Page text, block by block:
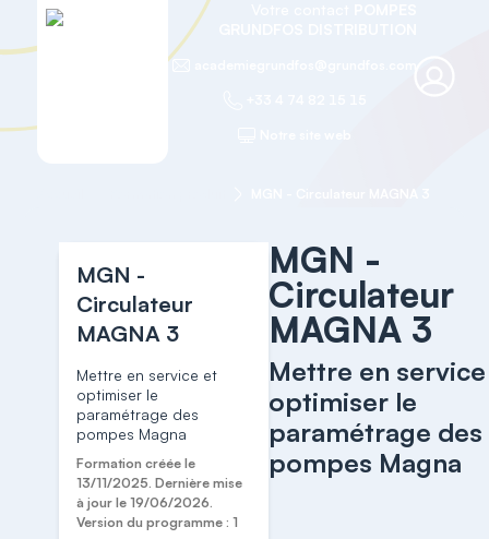
MGN -
Circulateur
MAGNA 3
Mettre en service et
optimiser le
paramétrage des
pompes Magna
Formation créée le
13/11/2025. Dernière mise
à jour le 19/06/2026.
Version du programme : 1
MGN -
Circulateur
MAGNA 3
Mettre en
optimiser le
paramétrage des
pompes Magna